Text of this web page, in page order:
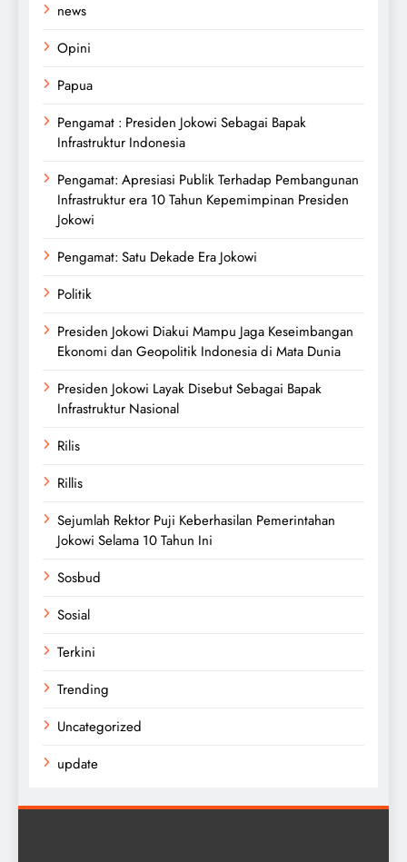
news
Opini
Papua
Pengamat : Presiden Jokowi Sebagai Bapak
Infrastruktur Indonesia
Pengamat: Apresiasi Publik Terhadap Pembangunan
Infrastruktur era 10 Tahun Kepemimpinan Presiden
Jokowi
Pengamat: Satu Dekade Era Jokowi
Politik
Presiden Jokowi Diakui Mampu Jaga Keseimbangan
Ekonomi dan Geopolitik Indonesia di Mata Dunia
Presiden Jokowi Layak Disebut Sebagai Bapak
Infrastruktur Nasional
Rilis
Rillis
Sejumlah Rektor Puji Keberhasilan Pemerintahan
Jokowi Selama 10 Tahun Ini
Sosbud
Sosial
Terkini
Trending
Uncategorized
update